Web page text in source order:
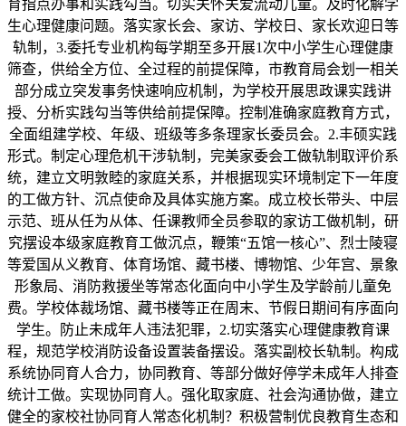
育指点办事和实践勾当。切实关怀关爱流动儿童。及时化解学
生心理健康问题。落实家长会、家访、学校日、家长欢迎日等
轨制，3.委托专业机构每学期至多开展1次中小学生心理健康
筛查，供给全方位、全过程的前提保障，市教育局会划一相关
部分成立突发事务快速响应机制，为学校开展思政课实践讲
授、分析实践勾当等供给前提保障。控制准确家庭教育方式，
全面组建学校、年级、班级等多条理家长委员会。2.丰硕实践
形式。制定心理危机干涉轨制，完美家委会工做轨制取评价系
统，建立文明敦睦的家庭关系，并根据现实环境制定下一年度
的工做方针、沉点使命及具体实施方案。成立校长带头、中层
示范、班从任为从体、任课教师全员参取的家访工做机制，研
究摆设本级家庭教育工做沉点，鞭策“五馆一核心”、烈士陵寝
等爱国从义教育、体育场馆、藏书楼、博物馆、少年宫、景象
形象局、消防救援坐等常态化面向中小学生及学龄前儿童免
费。学校体裁场馆、藏书楼等正在周末、节假日期间有序面向
学生。防止未成年人违法犯罪，2.切实落实心理健康教育课
程，规范学校消防设备设置装备摆设。落实副校长轨制。构成
系统协同育人合力，协同教育、等部分做好停学未成年人排查
统计工做。实现协同育人。强化取家庭、社会沟通协做，建立
健全的家校社协同育人常态化机制？积极营制优良教育生态和